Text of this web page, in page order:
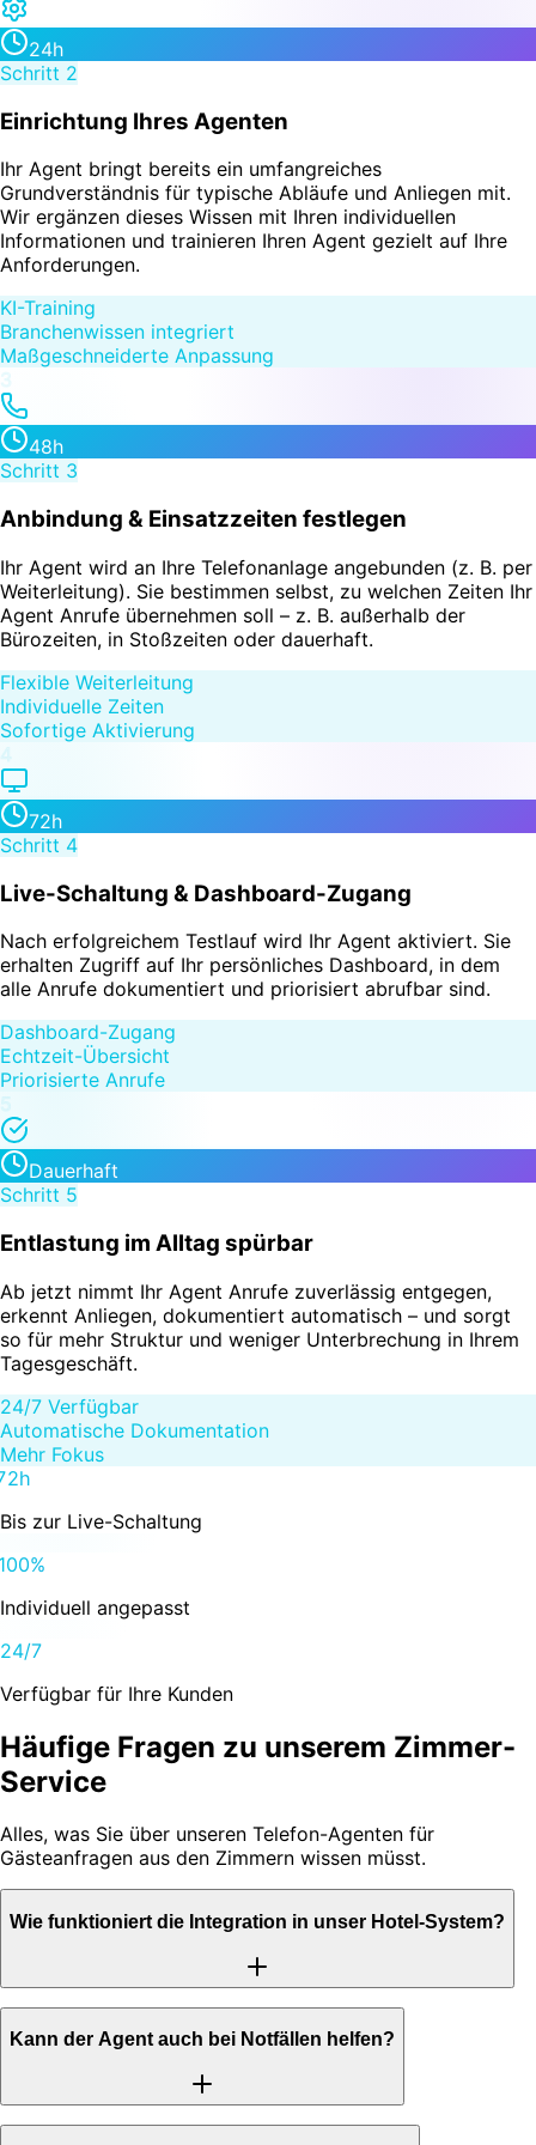
24h
Schritt 2
Einrichtung Ihres Agenten
Ihr Agent bringt bereits ein umfangreiches
Grundverständnis für typische Abläufe und Anliegen mit.
Wir ergänzen dieses Wissen mit Ihren individuellen
Informationen und trainieren Ihren Agent gezielt auf Ihre
Anforderungen.
KI-Training
Branchenwissen integriert
Maßgeschneiderte Anpassung
3
48h
Schritt 3
Anbindung & Einsatzzeiten festlegen
Ihr Agent wird an Ihre Telefonanlage angebunden (z. B. per
Weiterleitung). Sie bestimmen selbst, zu welchen Zeiten Ihr
Agent Anrufe übernehmen soll – z. B. außerhalb der
Bürozeiten, in Stoßzeiten oder dauerhaft.
Flexible Weiterleitung
Individuelle Zeiten
Sofortige Aktivierung
4
72h
Schritt 4
Live-Schaltung & Dashboard-Zugang
Nach erfolgreichem Testlauf wird Ihr Agent aktiviert. Sie
erhalten Zugriff auf Ihr persönliches Dashboard, in dem
alle Anrufe dokumentiert und priorisiert abrufbar sind.
Dashboard-Zugang
Echtzeit-Übersicht
Priorisierte Anrufe
5
Dauerhaft
Schritt 5
Entlastung im Alltag spürbar
Ab jetzt nimmt Ihr Agent Anrufe zuverlässig entgegen,
erkennt Anliegen, dokumentiert automatisch – und sorgt
so für mehr Struktur und weniger Unterbrechung in Ihrem
Tagesgeschäft.
24/7 Verfügbar
Automatische Dokumentation
Mehr Fokus
72h
Bis zur Live-Schaltung
100%
Individuell angepasst
7
Verfügbar für Ihre Kunden
Häufige Fragen zu unserem Zimmer-
Service
Alles, was Sie über unseren Telefon-Agenten für
Gästeanfragen aus den Zimmern wissen müsst.
Wie funktioniert die Integration in unser Hotel-System?
Unser Agent wird nahtlos in Ihr bestehendes
Hotelmanagement-System integriert. Alle Gästeanfragen,
automatisch an die richtige Abteilung weitergeleitet. Wir
Kann der Agent auch bei Notfällen helfen?
Ja, unser Agent ist darauf trainiert, Notfälle zu erkennen